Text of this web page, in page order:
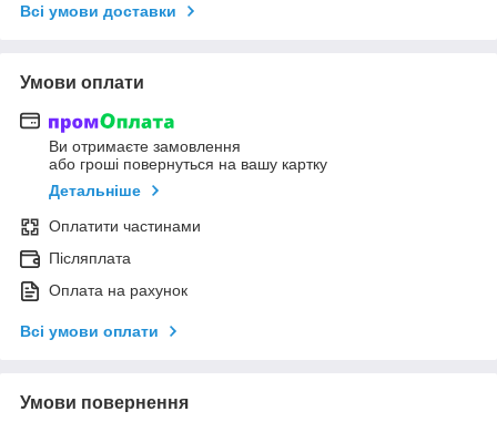
Всі умови доставки
Умови оплати
Ви отримаєте замовлення
або гроші повернуться на вашу картку
Детальніше
Оплатити частинами
Післяплата
Оплата на рахунок
Всі умови оплати
Умови повернення